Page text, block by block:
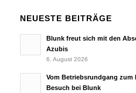
NEUESTE BEITRÄGE
Blunk freut sich mit den
Azubis
6. August 2026
Vom Betriebsrundgang zum
Besuch bei Blunk